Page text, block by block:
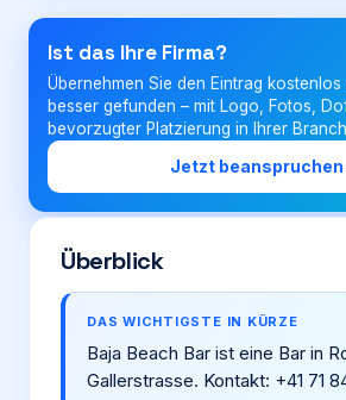
Login
Firma eintragen
Ist das Ihre Firma?
Übernehmen Sie den Eintrag
besser gefunden – mit Logo, Fotos,
bevorzugter Platzierung in Ihrer
Jetzt
Überblick
DAS WICHTIGSTE IN KÜRZE
Baja Beach Bar ist eine Bar in
Gallerstrasse. Kontakt: +41 71